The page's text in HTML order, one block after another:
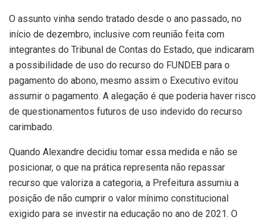
O assunto vinha sendo tratado desde o ano passado, no
início de dezembro, inclusive com reunião feita com
integrantes do Tribunal de Contas do Estado, que indicaram
a possibilidade de uso do recurso do FUNDEB para o
pagamento do abono, mesmo assim o Executivo evitou
assumir o pagamento. A alegação é que poderia haver risco
de questionamentos futuros de uso indevido do recurso
carimbado.
Quando Alexandre decidiu tomar essa medida e não se
posicionar, o que na prática representa não repassar
recurso que valoriza a categoria, a Prefeitura assumiu a
posição de não cumprir o valor mínimo constitucional
exigido para se investir na educação no ano de 2021. O